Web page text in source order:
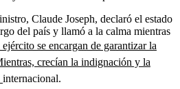
Claude Joseph, declaró el estado
del país y llamó a la calma mientras
se encargan de garantizar la
crecían la indignación y la
internacional.